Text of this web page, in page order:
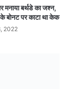
मनाया बर्थडे का जश्न,
बोनट पर काटा था केक
2022